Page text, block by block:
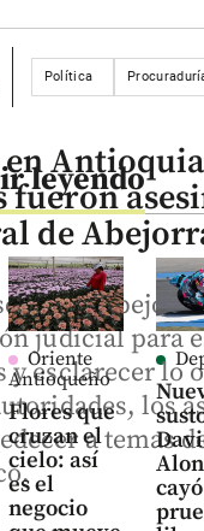
Política
leyendo
Oriente
Antioqueño
Flores que
cruzan el
cielo: así
es el
negocio
en
fueron
de
en
judicial para
y esclarecer lo
los
a temas